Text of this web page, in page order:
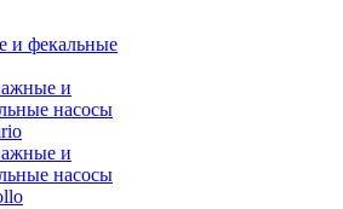
и фекальные
и
насосы
и
насосы